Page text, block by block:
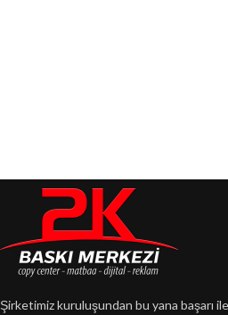
Şirketimiz kuruluşundan bu yana başarı